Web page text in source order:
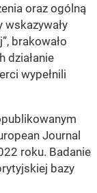
oraz ogólną
wskazywały
brakowało
działanie
wypełnili
Journal
roku. Badanie
bazy